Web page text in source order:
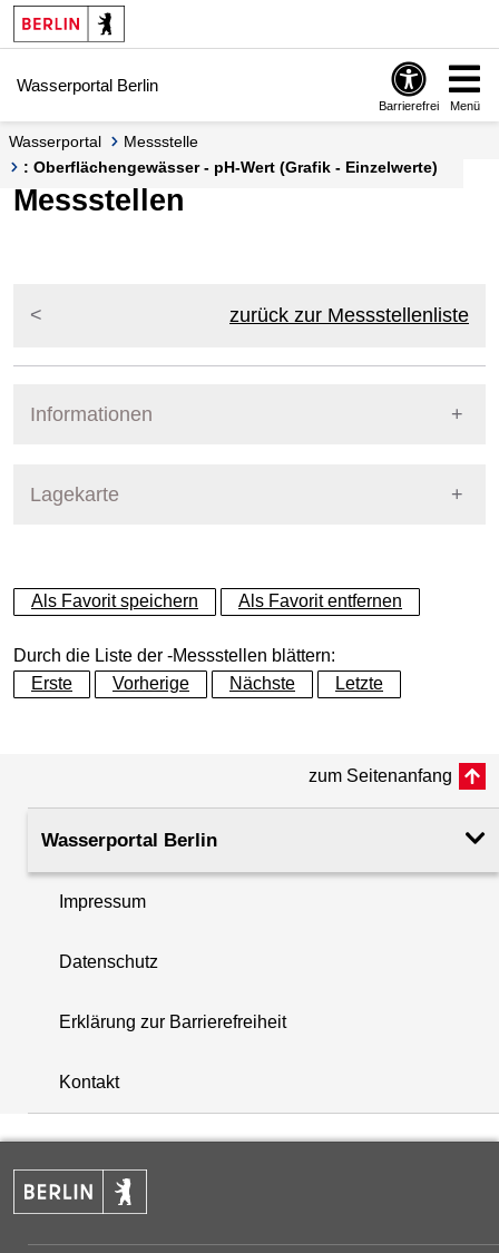
Springe zur Navigation
Springe zum Inhalt
Wasserportal Berlin
Barrierefrei Menü
Wasserportal
Messstelle
: Oberflächengewässer - pH-Wert (Grafik - Einzelwerte)
Messstellen
zurück zur Messstellenliste
Informationen
Lagekarte
+
−
+
−
Als Favorit speichern Als Favorit entfernen
Durch die Liste der -Messstellen blättern:
Erste
Vorherige Nächste Letzte
zum Seitenanfang
Wasserportal Berlin
Impressum
Datenschutz
Erklärung zur Barrierefreiheit
Kontakt